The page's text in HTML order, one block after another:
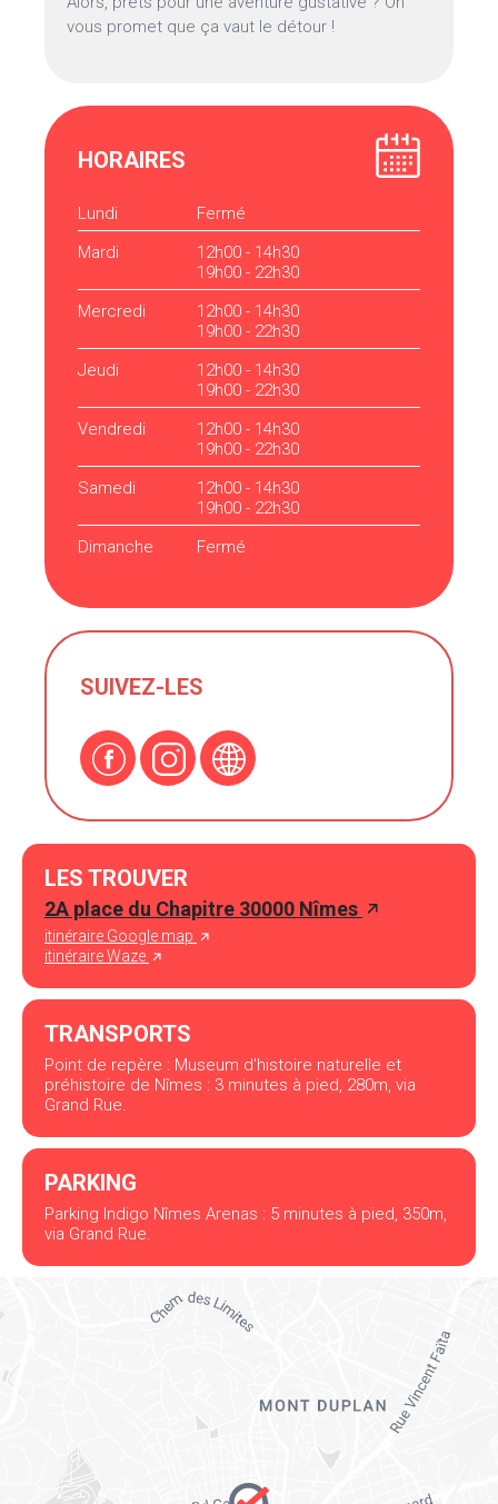
vous promet que ça vaut le détour !
HORAIRES
Lundi
Fermé
Mardi
12h00 - 14h30
19h00 - 22h30
Mercredi
12h00 - 14h30
19h00 - 22h30
Jeudi
12h00 - 14h30
19h00 - 22h30
Vendredi
12h00 - 14h30
19h00 - 22h30
Samedi
12h00 - 14h30
19h00 - 22h30
Dimanche
Fermé
SUIVEZ-LES
LES TROUVER
2A place du Chapitre 30000 Nîmes
itinéraire Google map
itinéraire Waze
TRANSPORTS
Point de repère : Museum d'histoire naturelle et
préhistoire de Nîmes : 3 minutes à pied, 280m, via
Grand Rue.
PARKING
Parking Indigo Nîmes Arenas : 5 minutes à pied, 350m,
via Grand Rue.